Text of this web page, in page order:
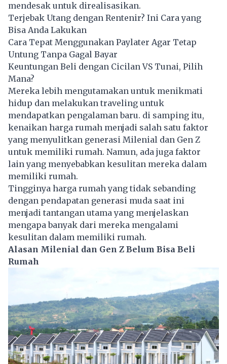
mendesak untuk direalisasikan.
Terjebak Utang dengan Rentenir? Ini Cara yang
Bisa Anda Lakukan
Cara Tepat Menggunakan Paylater Agar Tetap
Untung Tanpa Gagal Bayar
Keuntungan Beli dengan Cicilan VS Tunai, Pilih
Mana?
Mereka lebih mengutamakan untuk menikmati
hidup dan melakukan traveling untuk
mendapatkan pengalaman baru. di samping itu,
kenaikan harga rumah menjadi salah satu faktor
yang menyulitkan generasi Milenial dan Gen Z
untuk memiliki rumah. Namun, ada juga faktor
lain yang menyebabkan kesulitan mereka dalam
memiliki rumah.
Tingginya harga rumah yang tidak sebanding
dengan pendapatan generasi muda saat ini
menjadi tantangan utama yang menjelaskan
mengapa banyak dari mereka mengalami
kesulitan dalam memiliki rumah.
Alasan Milenial dan Gen Z Belum Bisa Beli
Rumah